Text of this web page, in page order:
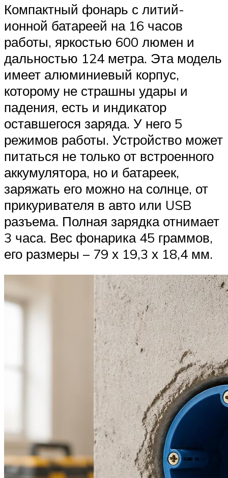
Компактный фонарь с литий-
ионной батареей на 16 часов
работы, яркостью 600 люмен и
дальностью 124 метра. Эта модель
имеет алюминиевый корпус,
которому не страшны удары и
падения, есть и индикатор
оставшегося заряда. У него 5
режимов работы. Устройство может
питаться не только от встроенного
аккумулятора, но и батареек,
заряжать его можно на солнце, от
прикуривателя в авто или USB
разъема. Полная зарядка отнимает
3 часа. Вес фонарика 45 граммов,
его размеры – 79 х 19,3 х 18,4 мм.